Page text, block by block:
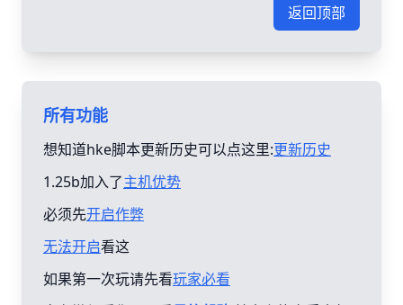
返回顶部
所有功能
想知道hke脚本更新历史可以点这里:更新历史
1.25b加入了主机优势
必须先开启作弊
无法开启看这
如果第一次玩请先看玩家必看